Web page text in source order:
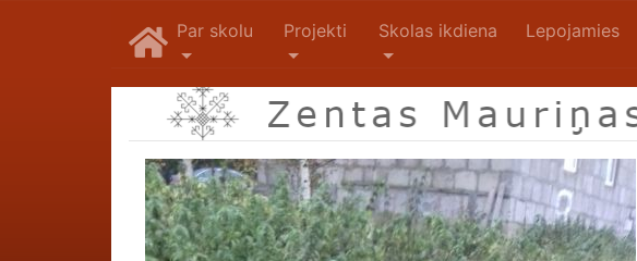
Par skolu Projekti Skolas ikdiena Lepojamies